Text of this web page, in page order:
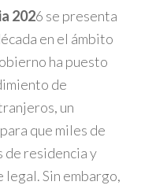
2026 se presenta
en el ámbito
ha puesto
de
un
que miles de
de residencia y
Sin embargo,